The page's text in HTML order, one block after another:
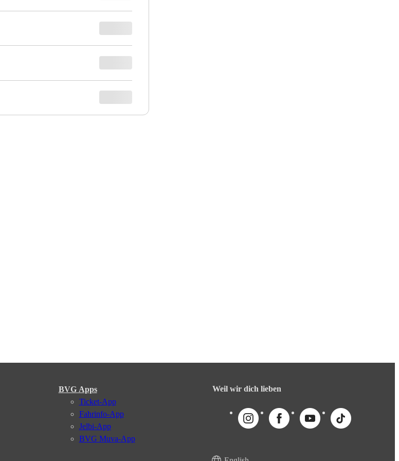
BVG Apps
Ticket-App
Fahrinfo-App
Jelbi-App
BVG Muva-App
Weil wir dich lieben